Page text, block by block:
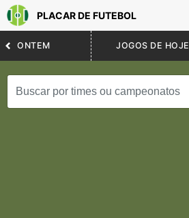
PLACAR DE FUTEBOL
ONTEM JOGOS DE HOJE